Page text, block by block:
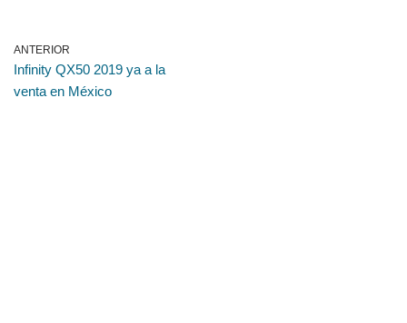
ANTERIOR
Infinity QX50 2019 ya a la
venta en México